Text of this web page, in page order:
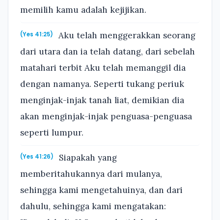
memilih kamu adalah kejijikan.
(Yes 41:25)
Aku telah menggerakkan seorang
dari utara dan ia telah datang, dari sebelah
matahari terbit Aku telah memanggil dia
dengan namanya. Seperti tukang periuk
menginjak-injak tanah liat, demikian dia
akan menginjak-injak penguasa-penguasa
seperti lumpur.
(Yes 41:26)
Siapakah yang
memberitahukannya dari mulanya,
sehingga kami mengetahuinya, dan dari
dahulu, sehingga kami mengatakan: